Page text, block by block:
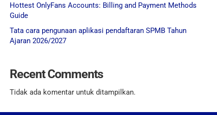
Hottest OnlyFans Accounts: Billing and Payment Methods
Guide
Tata cara pengunaan aplikasi pendaftaran SPMB Tahun
Ajaran 2026/2027
Recent Comments
Tidak ada komentar untuk ditampilkan.